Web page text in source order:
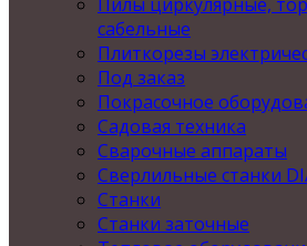
сабельные
Плиткорезы
Под заказ
Покрасочное
Садовая техника
Сварочные аппараты
Сверлильные станки
Станки
Станки заточные